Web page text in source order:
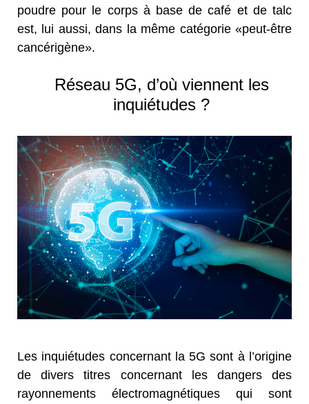
poudre pour le corps à base de café et de talc
est, lui aussi, dans la même catégorie «peut-être
cancérigène».
Réseau 5G, d’où viennent les
inquiétudes ?
Les inquiétudes concernant la 5G sont à l’origine
de divers titres concernant les dangers des
rayonnements électromagnétiques qui sont